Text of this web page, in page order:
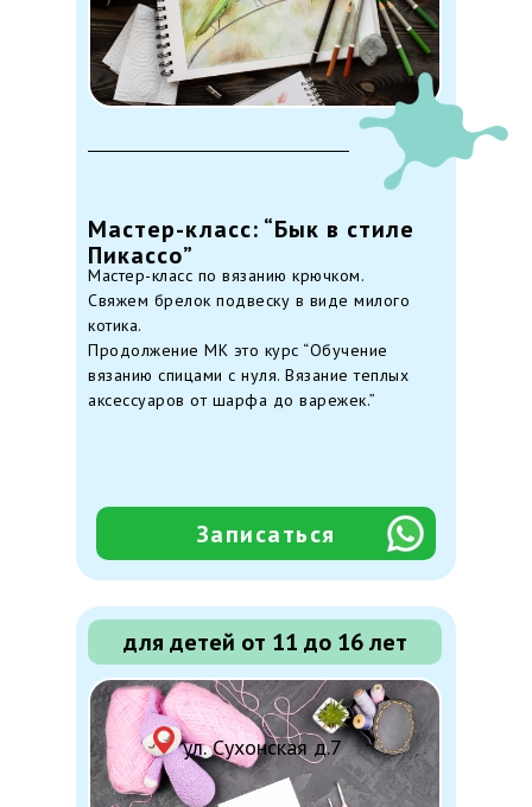
Мастер-класс по вязанию крючком.
Свяжем брелок подвеску в виде милого
котика.
Продолжение МК это курс “Обучение
вязанию спицами с нуля. Вязание теплых
аксессуаров от шарфа до варежек.”
Записаться
Мастер-класс: “Бык в стиле
Пикассо”
для детей от 11 до 16 лет
ул. Сухонская д.7